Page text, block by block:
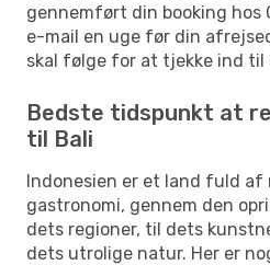
gennemført din booking hos
e-mail en uge før din
skal følge for at tjekke ind til
Bedste tidspunkt at
til Bali
Indonesien er et land fuld
gastronomi, gennem den
dets regioner, til dets
dets utrolige natur. Her er